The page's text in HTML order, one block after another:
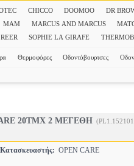
CHICCO DOOMOO
DR
MAM MARCUS AND MARCUS
REER SOPHIE LA GIRAFE
Θερμοφόρες Οδοντόβουρτσες
20ΤΜΧ 2 ΜΕΓΕΘΗ
Κατασκευαστής: OPEN CARE